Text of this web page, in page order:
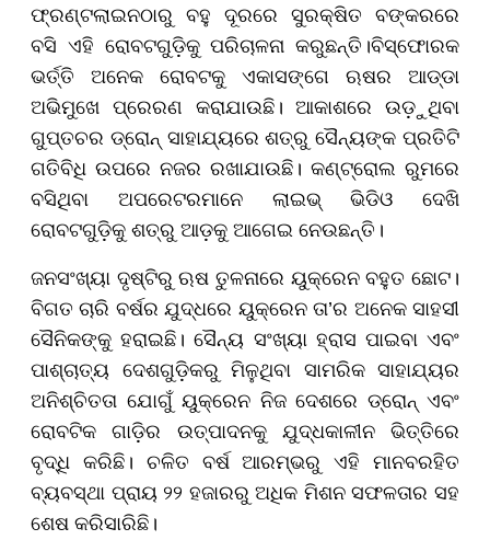
ଫ୍ରଣ୍ଟଲାଇନଠାରୁ ବହୁ ଦୂରରେ ସୁରକ୍ଷିତ ବଙ୍କରରେ
ବସି ଏହି ରୋବଟଗୁଡ଼ିକୁ ପରିଚାଳନା କରୁଛନ୍ତି।ବିସ୍ଫୋରକ
ଭର୍ତ୍ତି ଅନେକ ରୋବଟକୁ ଏକାସଙ୍ଗେ ଋଷର ଆଡ୍ଡା
ଅଭିମୁଖେ ପ୍ରେରଣ କରାଯାଉଛି। ଆକାଶରେ ଉଡ଼ୁଥିବା
ଗୁପ୍ତଚର ଡ୍ରୋନ୍ ସାହାଯ୍ୟରେ ଶତ୍ରୁ ସୈନ୍ୟଙ୍କ ପ୍ରତିଟି
ଗତିବିଧି ଉପରେ ନଜର ରଖାଯାଉଛି। କଣ୍ଟ୍ରୋଲ ରୁମରେ
ବସିଥିବା ଅପରେଟରମାନେ ଲାଇଭ୍ ଭିଡିଓ ଦେଖି
ରୋବଟଗୁଡ଼ିକୁ ଶତ୍ରୁ ଆଡ଼କୁ ଆଗେଇ ନେଉଛନ୍ତି।
ଜନସଂଖ୍ୟା ଦୃଷ୍ଟିରୁ ଋଷ ତୁଳନାରେ ୟୁକ୍ରେନ ବହୁତ ଛୋଟ।
ବିଗତ ଚାରି ବର୍ଷର ଯୁଦ୍ଧରେ ୟୁକ୍ରେନ ତା’ର ଅନେକ ସାହସୀ
ସୈନିକଙ୍କୁ ହରାଇଛି। ସୈନ୍ୟ ସଂଖ୍ୟା ହ୍ରାସ ପାଇବା ଏବଂ
ପାଶ୍ଚାତ୍ୟ ଦେଶଗୁଡ଼ିକରୁ ମିଳୁଥିବା ସାମରିକ ସାହାଯ୍ୟର
ଅନିଶ୍ଚିତତା ଯୋଗୁଁ ୟୁକ୍ରେନ ନିଜ ଦେଶରେ ଡ୍ରୋନ୍ ଏବଂ
ରୋବଟିକ ଗାଡ଼ିର ଉତ୍ପାଦନକୁ ଯୁଦ୍ଧକାଳୀନ ଭିତ୍ତିରେ
ବୃଦ୍ଧି କରିଛି। ଚଳିତ ବର୍ଷ ଆରମ୍ଭରୁ ଏହି ମାନବରହିତ
ବ୍ୟବସ୍ଥା ପ୍ରାୟ ୨୨ ହଜାରରୁ ଅଧିକ ମିଶନ ସଫଳତାର ସହ
ଶେଷ କରିସାରିଛି।